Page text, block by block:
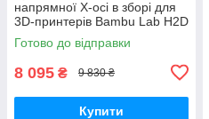
напрямної X-осі в зборі для
3D-принтерів Bambu Lab H2D
Series, (оригінал, FAC110)
Готово до відправки
8 095 ₴ 9 830 ₴
Купити